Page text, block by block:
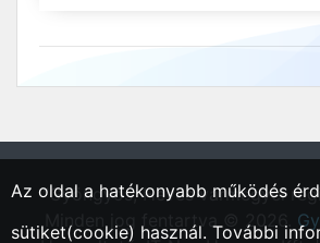
"Gyöngyös, Heves vármegyei
Minden jog fentartva © 2026.
Az oldal a hatékonyabb működés
sütiket(cookie) használ. További